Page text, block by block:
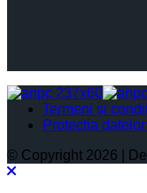
Termeni și
Protectia
© Copyright 2026 |